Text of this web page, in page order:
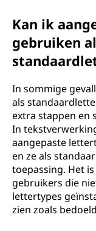
Kan ik
gebruiken
In sommige
als
extra stappen en
In
aangepaste
en ze als
toepassing. Het
gebruikers die
lettertypes
zien zoals